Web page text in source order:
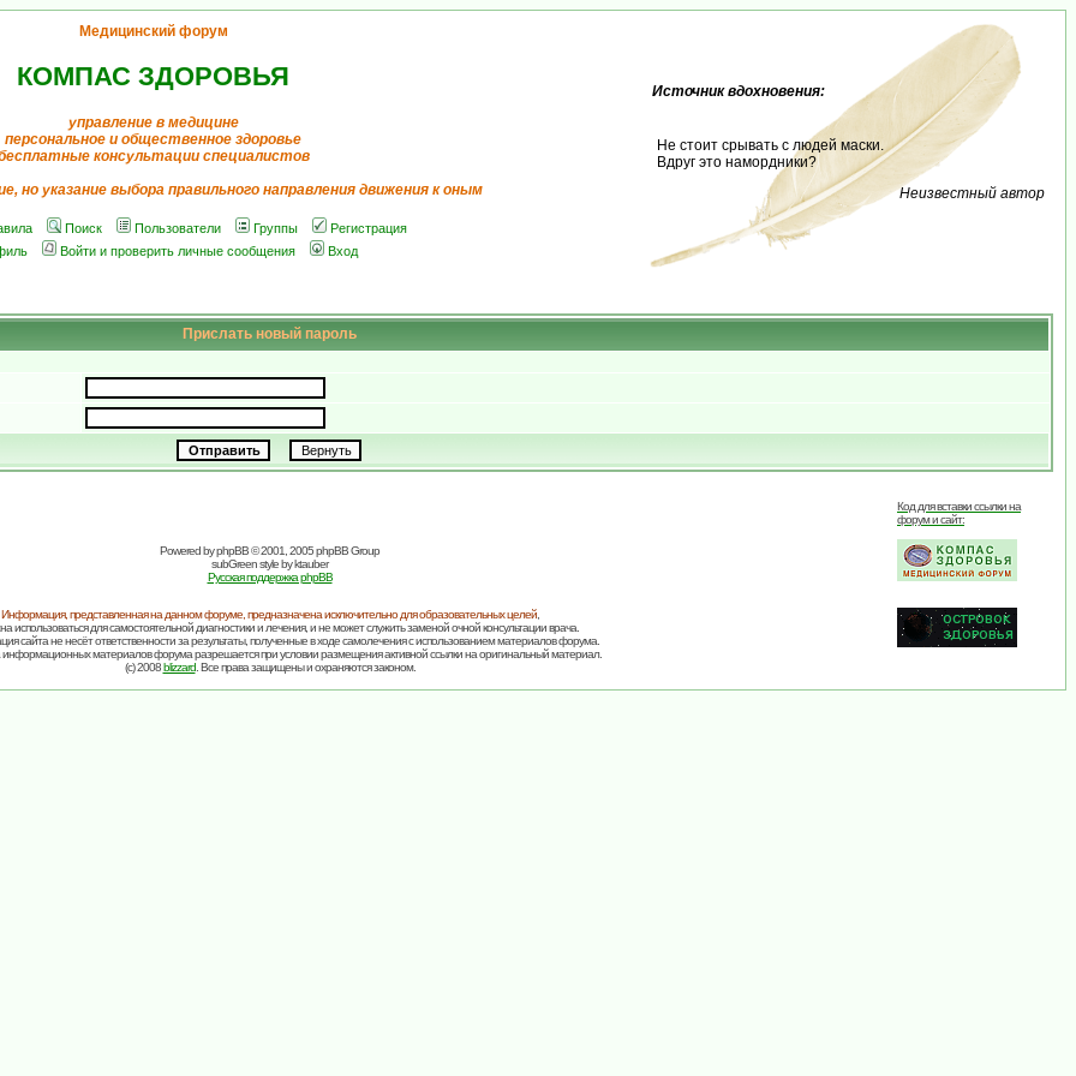
Медицинский форум
КОМПАС ЗДОРОВЬЯ
управление в медицине
персональное и общественное здоровье
консультации специалистов
но указание выбора правильного направления движения к оным
Поиск Пользователи Группы
Регистрация
Войти и проверить личные сообщения Вход
Источник вдохновения:
Не стоит срывать с людей маски.
Вдруг это намордники?
Неизвестный автор
Прислать новый пароль
Powered byphpBB© 2001, 2005 phpBB Group
subGreen style byktauber
Русская поддержка phpBB
Код для вставки ссылки на
форум и сайт:
Информация, представленная на данном форуме, предназначена исключительно для образовательных целей,
использоваться для самостоятельной диагностики и лечения, и не может служить заменой очной консультации врача.
сайта не несёт ответственности за результаты, полученные в ходе самолечения с использованием материалов форума.
информационных материалов форума разрешается при условии размещения активной ссылки на оригинальный материал.
(c) 2008blizzard. Все права защищены и охраняются законом.